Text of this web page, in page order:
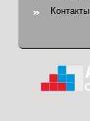
Контакты